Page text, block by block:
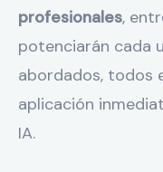
profesionales,
potenciarán cada
abordados, todos
aplicación
IA.